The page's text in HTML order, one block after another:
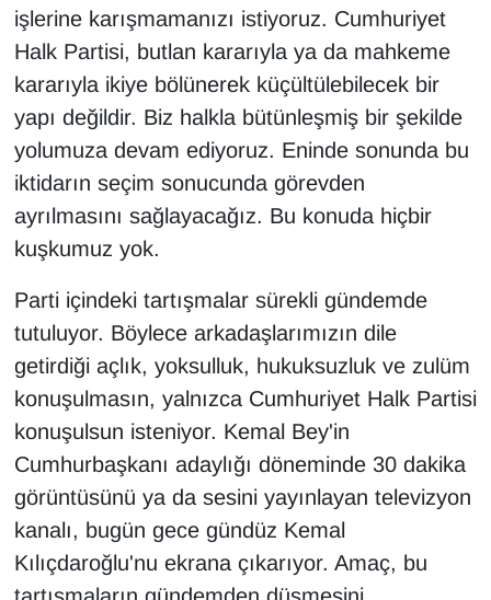
işlerine karışmamanızı istiyoruz. Cumhuriyet
Halk Partisi, butlan kararıyla ya da mahkeme
kararıyla ikiye bölünerek küçültülebilecek bir
yapı değildir. Biz halkla bütünleşmiş bir şekilde
yolumuza devam ediyoruz. Eninde sonunda bu
iktidarın seçim sonucunda görevden
ayrılmasını sağlayacağız. Bu konuda hiçbir
kuşkumuz yok.
Parti içindeki tartışmalar sürekli gündemde
tutuluyor. Böylece arkadaşlarımızın dile
getirdiği açlık, yoksulluk, hukuksuzluk ve zulüm
konuşulmasın, yalnızca Cumhuriyet Halk Partisi
konuşulsun isteniyor. Kemal Bey'in
Cumhurbaşkanı adaylığı döneminde 30 dakika
görüntüsünü ya da sesini yayınlayan televizyon
kanalı, bugün gece gündüz Kemal
Kılıçdaroğlu'nu ekrana çıkarıyor. Amaç, bu